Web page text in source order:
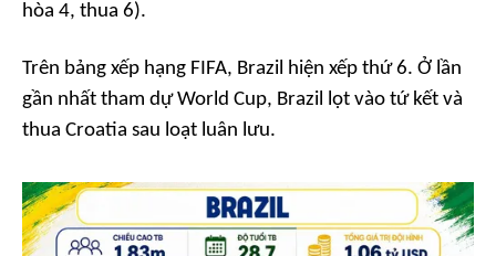
hòa 4, thua 6).
Trên bảng xếp hạng FIFA, Brazil hiện xếp thứ 6. Ở lần
gần nhất tham dự World Cup, Brazil lọt vào tứ kết và
thua Croatia sau loạt luân lưu.